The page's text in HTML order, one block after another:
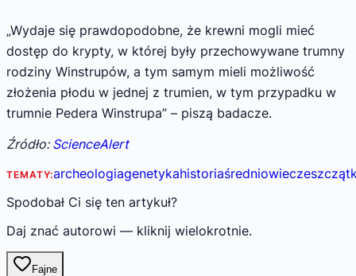
„Wydaje się prawdopodobne, że krewni mogli mieć
dostęp do krypty, w której były przechowywane trumny
rodziny Winstrupów, a tym samym mieli możliwość
złożenia płodu w jednej z trumien, w tym przypadku w
trumnie Pedera Winstrupa” – piszą badacze.
Źródło: ScienceAlert
TEMATY:archeologiagenetykahistoriaśredniowiecze
Spodobał Ci się ten artykuł?
Daj znać autorowi — kliknij wielokrotnie.
Fajne